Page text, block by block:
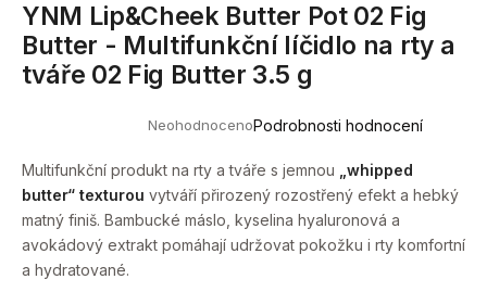
produktu
je
0,0
5
hvězdiček.
NeohodnocenoPodrobnosti hodnocení
YNM Lip&Cheek Butter Pot 02 Fig
Butter - Multifunkční líčidlo na rty a
tváře 02 Fig Butter 3.5 g
Multifunkční produkt na rty a tváře s jemnou
„whipped
butter“ texturou vytváří přirozený rozostřený efekt a hebký
matný finiš. Bambucké máslo, kyselina hyaluronová a
avokádový extrakt pomáhají udržovat pokožku i rty komfortní
a hydratované.
HLEDAT
p
o
r
u
č
u